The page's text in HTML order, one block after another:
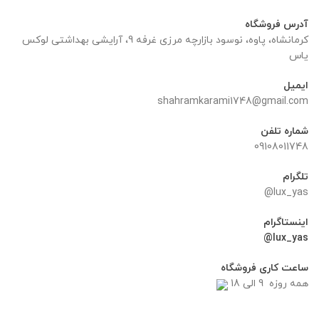
آدرس فروشگاه
کرمانشاه، پاوه، نوسود بازارچه مرزی غرفه 9، آرایشی بهداشتی لوکس
یاس
ایمیل
shahramkarami1748@gmail.com
شماره تلفن
09108011748
تلگرام
lux_yas@
اینستاگرام
lux_yas@
ساعت کاری فروشگاه
همه روزه 9 الی 18